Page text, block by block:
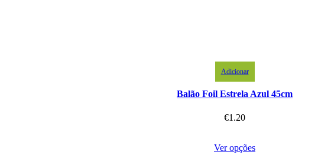
Adicionar
Balão Foil Estrela Azul 45cm
€1.20
Ver opções